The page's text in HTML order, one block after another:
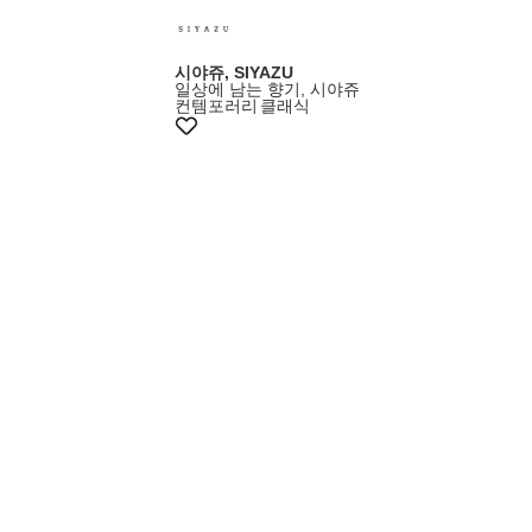
시야쥬, SIYAZU
일상에 남는 향기, 시야쥬
컨템포러리 클래식